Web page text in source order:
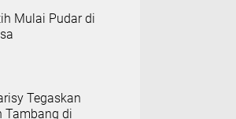
Mulai Pudar di
Tegaskan
Tambang di